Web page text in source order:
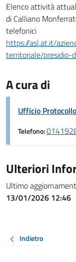
Elenco attività
di Calliano
telefonici
https://asl.at.it/
territoriale/
A cura di
Ufficio Protocollo
Telefono:
Ulteriori
Ultimo
13/01/2026 12:46
Indietro